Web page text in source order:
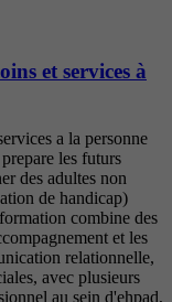
et services à
a la personne
les futurs
des adultes non
de handicap)
combine des
et les
relationnelle,
avec plusieurs
au sein d'ehpad,